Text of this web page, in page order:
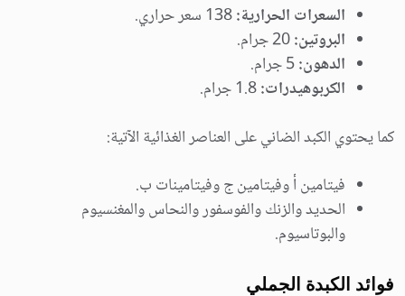
السعرات الحرارية:
البروتين:
الدهون:
الكربوهيدرات:
كما يحتوي الكبد الضاني على العناصر الغذائية الآتية:
فيتامين أ وفيتامين ج وفيتامينات ب.
الحديد والزنك والفوسفور والنحاس والمغنسيوم
والبوتاسيوم.
فوائد الكبدة الجملي